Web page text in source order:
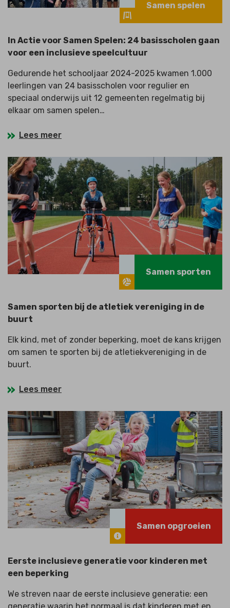
Samen spelen
In Actie voor Samen Spelen: 24 basisscholen gaan
voor een inclusieve speelcultuur
Gedurende het schooljaar 2024-2025 kwamen 1.000
leerlingen van 24 basisscholen voor regulier en
speciaal onderwijs uit 12 gemeenten regelmatig bij
elkaar om samen spelen…
Lees meer
Samen sporten
Samen sporten bij de atletiek vereniging in de
buurt
Elk kind, met of zonder beperking, moet de kans krijgen
om samen te sporten bij de atletiekvereniging in de
buurt.
Lees meer
Samen opgroeien
Eerste inclusieve generatie voor kinderen met
een beperking
We streven naar de eerste inclusieve generatie: een